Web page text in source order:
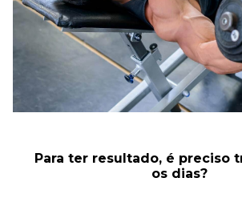
Para ter resultado, é preciso
os dias?